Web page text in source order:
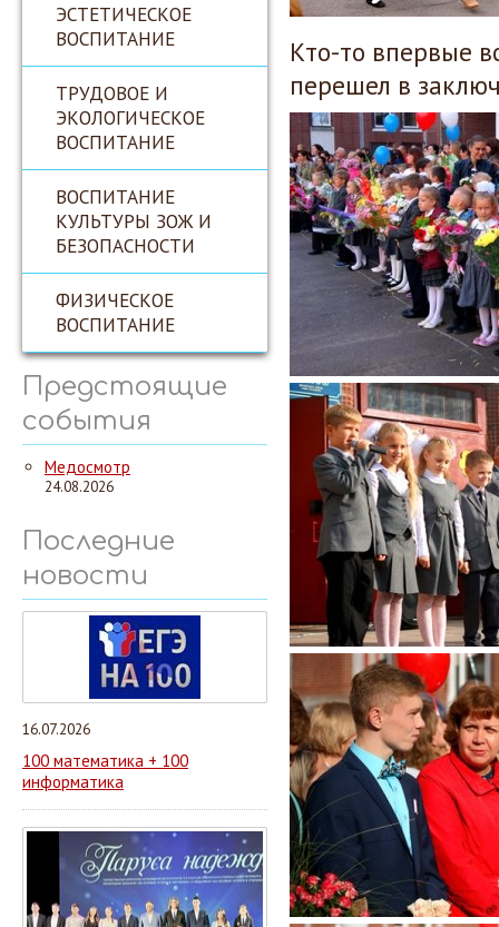
ЭСТЕТИЧЕСКОЕ
ВОСПИТАНИЕ
ТРУДОВОЕ И
ЭКОЛОГИЧЕСКОЕ
ВОСПИТАНИЕ
ВОСПИТАНИЕ
КУЛЬТУРЫ ЗОЖ И
БЕЗОПАСНОСТИ
ФИЗИЧЕСКОЕ
ВОСПИТАНИЕ
Предстоящие
события
Медосмотр
24.08.2026
Последние
новости
16.07.2026
100 математика + 100
информатика
Кто-то впервые
перешел в